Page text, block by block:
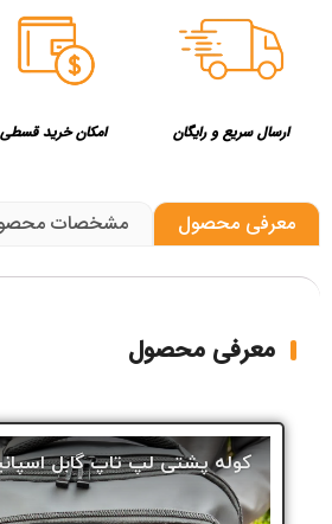
ارسال سریع و رایگان امکان خرید قسطی
معرفی محصول مشخصات
معرفی محصول